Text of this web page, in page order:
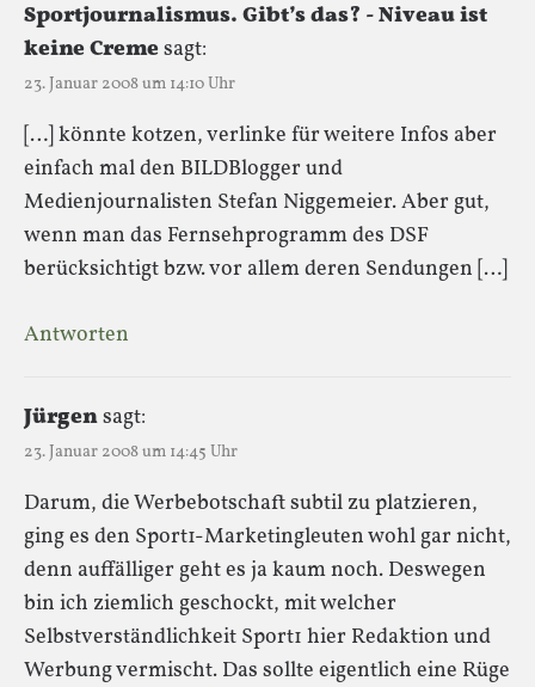
Sportjournalismus. Gibt’s das? - Niveau ist
keine Cremesagt:
23. Januar 2008 um 14:10 Uhr
[…] könnte kotzen, verlinke für weitere Infos aber
einfach mal den BILDBlogger und
Medienjournalisten Stefan Niggemeier. Aber gut,
wenn man das Fernsehprogramm des DSF
berücksichtigt bzw. vor allem deren Sendungen […]
Antworten
Jürgensagt:
23. Januar 2008 um 14:45 Uhr
Darum, die Werbebotschaft subtil zu platzieren,
ging es den Sport1-Marketingleuten wohl gar nicht,
denn auffälliger geht es ja kaum noch. Deswegen
bin ich ziemlich geschockt, mit welcher
Selbstverständlichkeit Sport1 hier Redaktion und
Werbung vermischt. Das sollte eigentlich eine Rüge